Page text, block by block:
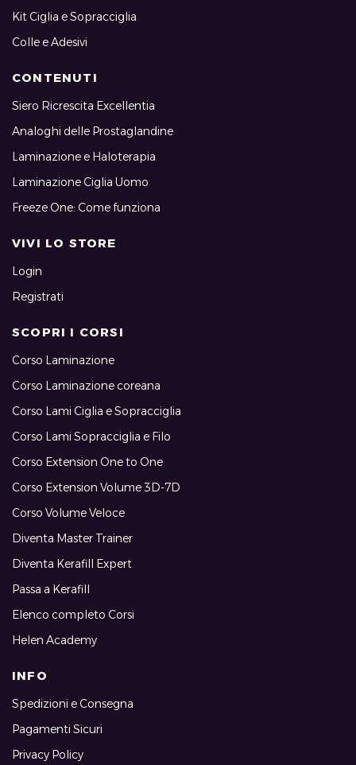
Kit Ciglia e Sopracciglia
Colle e Adesivi
CONTENUTI
Siero Ricrescita Excellentia
Analoghi delle Prostaglandine
Laminazione e Haloterapia
Laminazione Ciglia Uomo
Freeze One: Come funziona
VIVI LO STORE
Login
Registrati
SCOPRI I CORSI
Corso Laminazione
Corso Laminazione coreana
Corso Lami Ciglia e Sopracciglia
Corso Lami Sopracciglia e Filo
Corso Extension One to One
Corso Extension Volume 3D-7D
Corso Volume Veloce
Diventa Master Trainer
Diventa Kerafill Expert
Passa a Kerafill
Elenco completo Corsi
Helen Academy
INFO
Spedizioni e Consegna
Pagamenti Sicuri
Privacy Policy